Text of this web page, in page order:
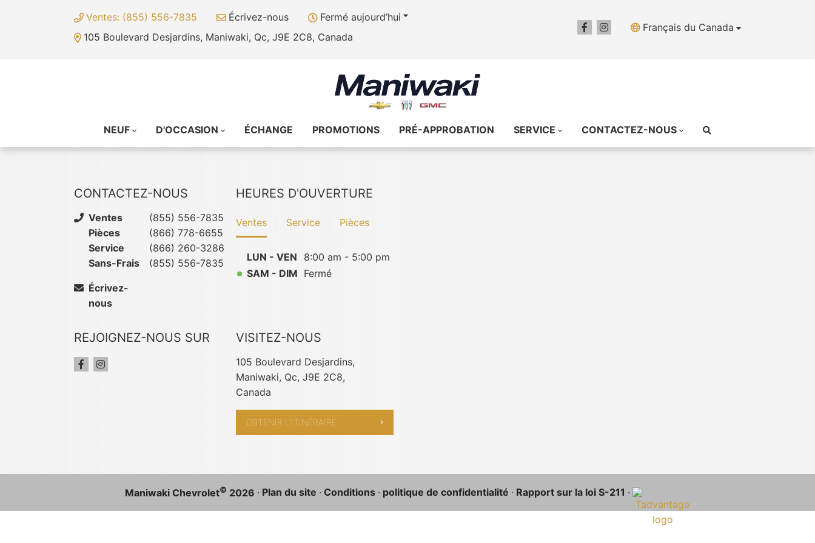
Ventes: (855) 556-7835 Écrivez-nous
Fermé aujourd’hui
105 Boulevard Desjardins, Maniwaki, Qc, J9E 2C8, Canada
Français du Canada
NEUF D'OCCASION ÉCHANGE PROMOTIONS PRÉ-APPROBATION SERVICE CONTACTEZ-NOUS
CONTACTEZ-NOUS
Ventes
(855) 556-7835
Pièces
(866) 778-6655
Service
(866) 260-3286
Sans-Frais
(855) 556-7835
Écrivez-
nous
HEURES D'OUVERTURE
Ventes Service Pièces
LUN - VEN
8:00 am - 5:00 pm
SAM - DIM Fermé
REJOIGNEZ-NOUS SUR VISITEZ-NOUS
105 Boulevard Desjardins,
Maniwaki, Qc, J9E 2C8,
Canada
OBTENIR L'ITINÉRAIRE
Maniwaki Chevrolet© 2026 · Plan du site · Conditions · politique de confidentialité · Rapport sur la loi S-211 ·